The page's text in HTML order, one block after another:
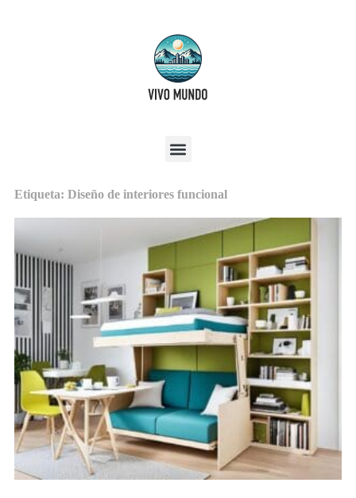
Etiqueta: Diseño de interiores funcional